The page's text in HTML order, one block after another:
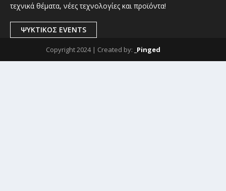
τεχνικά θέματα, νέες τεχνολογίες και προϊόντα!
ΨΥΚΤΙΚΟΣ EVENTS
Copyright 2024 | Created by: _Pinged